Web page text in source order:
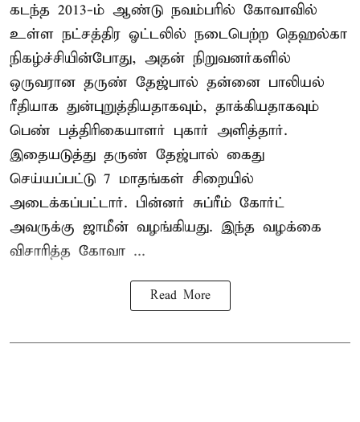
கடந்த 2013-ம் ஆண்டு நவம்பரில் கோவாவில்
உள்ள நட்சத்திர ஓட்டலில் நடைபெற்ற தெஹல்கா
நிகழ்ச்சியின்போது, அதன் நிறுவனர்களில்
ஒருவரான தருண் தேஜ்பால் தன்னை பாலியல்
ரீதியாக துன்புறுத்தியதாகவும், தாக்கியதாகவும்
பெண் பத்திரிகையாளர் புகார் அளித்தார்.
இதையடுத்து தருண் தேஜ்பால் கைது
செய்யப்பட்டு 7 மாதங்கள் சிறையில்
அடைக்கப்பட்டார். பின்னர் சுப்ரீம் கோர்ட்
அவருக்கு ஜாமீன் வழங்கியது. இந்த வழக்கை
விசாரித்த கோவா ...
Read More